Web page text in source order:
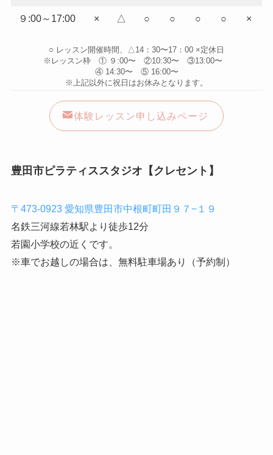
９:00～17:00 × △ ○ ○ ○ ○ ×
○ レッスン開催時間、△14：30〜17：00 ×定休日
※レッスン枠 ① ９:00〜 ②10:30〜 ③13:00〜
④ 14:30〜 ⑤ 16:00〜
※上記以外に祝日はお休みとなります。
体験レッスン申し込みページ
豊田市ピラティススタジオ【クレセント】
〒473-0923 愛知県豊田市中根町町田９７−１９
名鉄三河線若林駅より徒歩12分
若園小学校の近くです。
※車でお越しの場合は、無料駐車場あり（予約制）